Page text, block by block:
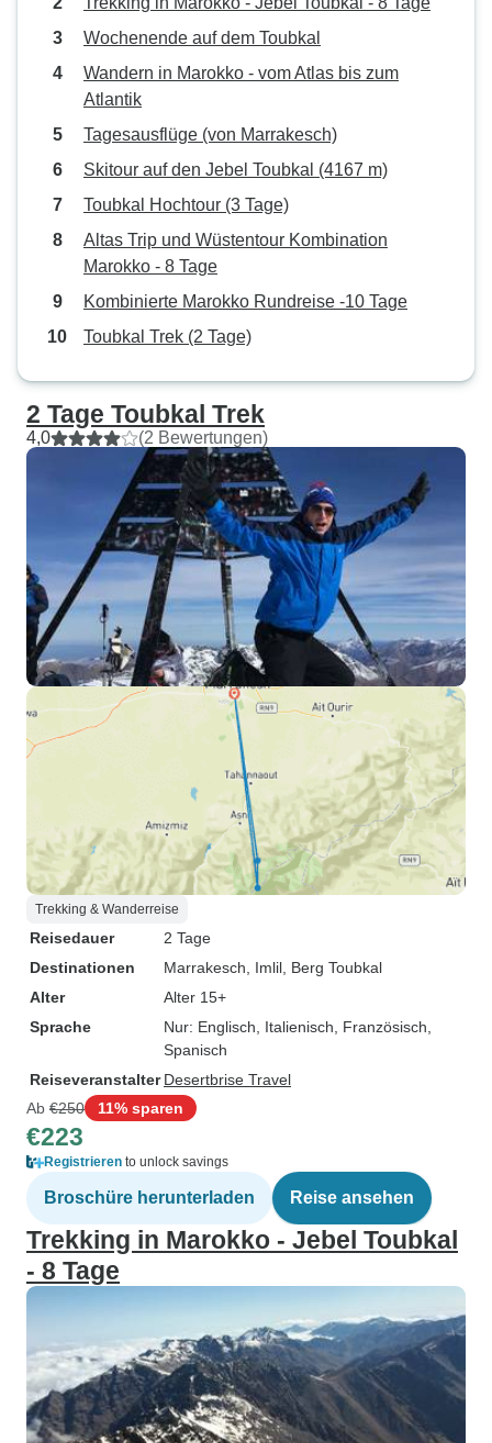
Wochenende auf dem Toubkal
Wandern in Marokko - vom Atlas bis zum
Atlantik
Tagesausflüge (von Marrakesch)
Skitour auf den Jebel Toubkal (4167 m)
Toubkal Hochtour (3 Tage)
Altas Trip und Wüstentour Kombination
Marokko - 8 Tage
Kombinierte Marokko Rundreise -10 Tage
Toubkal Trek (2 Tage)
2 Tage Toubkal Trek
4,0 (2 Bewertungen)
Trekking & Wanderreise
Reisedauer
2 Tage
Destinationen
Marrakesch , Imlil , Berg Toubkal
Alter
Alter 15+
Sprache
Nur: Englisch, Italienisch, Französisch,
Spanisch
Reiseveranstalter Desertbrise Travel
Ab €250 11% sparen
€223
Registrieren to unlock savings
Broschüre herunterladen Reise ansehen
Trekking in Marokko - Jebel Toubkal
- 8 Tage